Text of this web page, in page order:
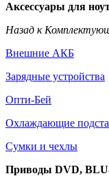
Аксессуары для
Назад к
Внешние АКБ
Зарядные устройства
Опти-Бей
Охлаждающие
Сумки и чехлы
Приводы DVD,